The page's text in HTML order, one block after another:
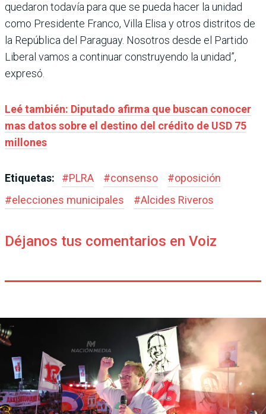
quedaron todavía para que se pueda hacer la unidad
como Presidente Franco, Villa Elisa y otros distritos de
la República del Paraguay. Nosotros desde el Partido
Liberal vamos a continuar construyendo la unidad”,
expresó.
Leé también: Diputado afirma que buscan conocer
mas datos sobre el destino del crédito de USD 75
millones
Etiquetas: #PLRA #consenso #oposición
#elecciones municipales #Alcides Riveros
Déjanos tus comentarios en Voiz